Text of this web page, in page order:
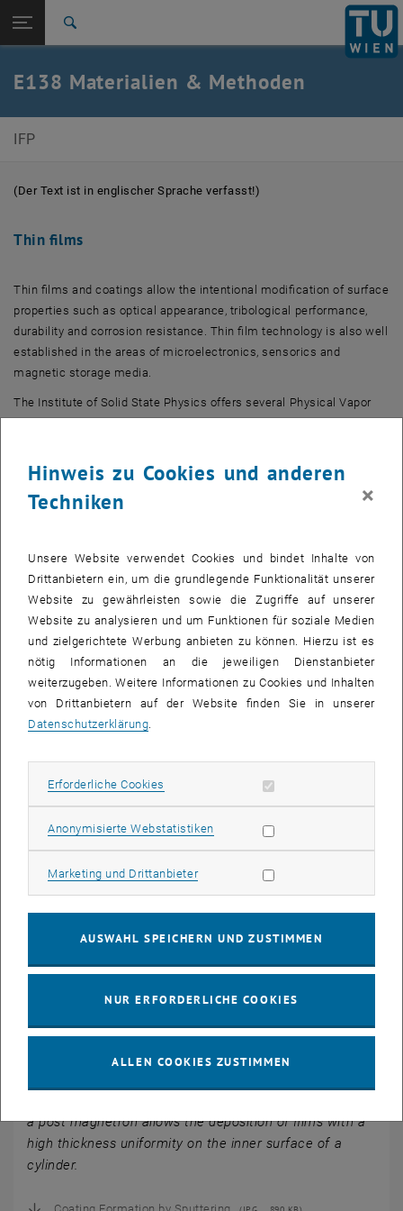
TU Login
Quicklinks
Quicklinks-Menü umschalten
Studium
Karriere
Zur 1. Menü Ebene
E138-Institut für Festkörperphysik
Thin films
E138 Materialien & Methoden
IFP
(Der Text ist in englischer Sprache verfasst!)
Thin films
Thin films and coatings allow the intentional modification of surface
properties such as optical appearance, tribological performance,
durability and corrosion resistance. Thin film technology is also well
established in the areas of microelectronics, sensorics and
magnetic storage media.
The Institute of Solid State Physics offers several Physical Vapor
as well as reactive and non-reactive planar and post magnetron
which can be realized by operating the above processes either in
To characterize the deposited films the following methods are
available: Scanning Force Microscopy and Scanning Electron
Microscopy for the evaluation of the film morphology, chemical
analytics by Electron Beam Microprobe and the determination of
mechanical properties by micro-indentation and by adhesion
testing.
An intensive collaboration with other groups of the Vienna University
of Technology broadens the scope of characterization methods by
(TEM).
Contact:C. Eisenmenger-Sittner
Coating Formation by Sputtering
a post magnetron allows the deposition of films with a
high thickness uniformity on the inner surface of a
cylinder.
Hinweis zu Cookies und anderen
Techniken
×
Unsere Website verwendet Cookies und bindet Inhalte von
Drittanbietern ein, um die grundlegende Funktionalität unserer
Website zu gewährleisten sowie die Zugriffe auf unserer
Website zu analysieren und um Funktionen für soziale Medien
und zielgerichtete Werbung anbieten zu können. Hierzu ist es
nötig Informationen an die jeweiligen Dienstanbieter
weiterzugeben. Weitere Informationen zu Cookies und Inhalten
von Drittanbietern auf der Website finden Sie in unserer
Datenschutzerklärung.
Erforderliche Cookies Erforderliche Cookies zulassen
Anonymisierte WebstatistikenStatistik Cookies zulassen
Marketing und DrittanbieterMarketing Cookies zulassen
AUSWAHL SPEICHERN UND ZUSTIMMEN
NUR ERFORDERLICHE COOKIES
ALLEN COOKIES ZUSTIMMEN